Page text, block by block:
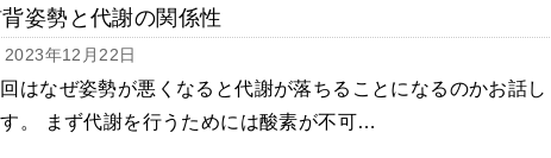
姿勢と代謝の関係性
2023年12月22日
はなぜ姿勢が悪くなると代謝が落ちることになるのかお話し
。 まず代謝を行うためには酸素が不可…